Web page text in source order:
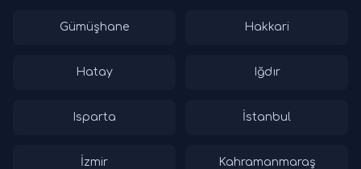
Gümüşhane Hakkari
Hatay Iğdır
Isparta İstanbul
İzmir Kahramanmaraş